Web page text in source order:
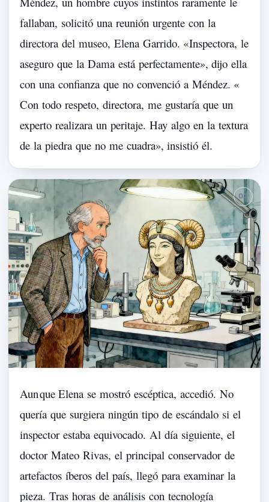
fallaban, solicitó una reunión urgente con la
directora del museo, Elena Garrido. «Inspectora, le
aseguro que la Dama está perfectamente», dijo ella
con una confianza que no convenció a Méndez. «
Con todo respeto, directora, me gustaría que un
experto realizara un peritaje. Hay algo en la textura
de la piedra que no me cuadra», insistió él.
Aunque Elena se mostró escéptica, accedió. No
quería que surgiera ningún tipo de escándalo si el
inspector estaba equivocado. Al día siguiente, el
doctor Mateo Rivas, el principal conservador de
artefactos íberos del país, llegó para examinar la
pieza. Tras horas de análisis con tecnología